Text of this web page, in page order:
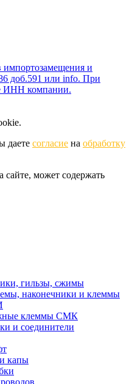
импортозамещения и
доб.591 или info. При
ИНН компании.
даете согласие на обработку
может содержать
гильзы, сжимы
наконечники и клеммы
клеммы СМК
и соединители
капы